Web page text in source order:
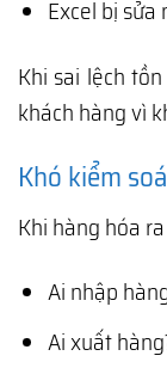
Excel bị
Khi sai lệch
khách hàng vì
Khó kiểm
Khi hàng hóa
Ai nhập
Ai xuất